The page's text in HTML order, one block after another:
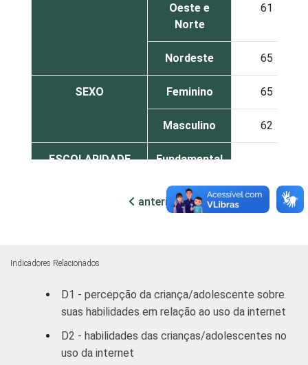
Oeste e
Norte
61
Nordeste 65
SEXO Feminino 65
Masculino 62
ESCOLARIDADE
Fundamental
Fundamental
70
FAIXA ETÁRIA 11-12 48
13-14 69
anterior próxima
Indicadores Relacionados
D1 - percepção da criança/adolescente sobre
suas habilidades em relação ao uso da internet
D2 - habilidades das crianças/adolescentes no
uso da internet